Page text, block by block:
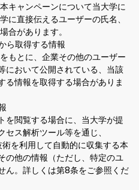
キャンペーンについて当大学に
に直接伝えるユーザーの氏名、
合があります。
ら取得する情報
もとに、企業その他のユーザー
において公開されている、当該
る情報を取得する場合がありま
を閲覧する場合に、当大学が提
ス解析ツール等を通じ、
を利用して自動的に収集する本
の他の情報（ただし、特定のユ
ん。詳しくは第8条をご参照くだ